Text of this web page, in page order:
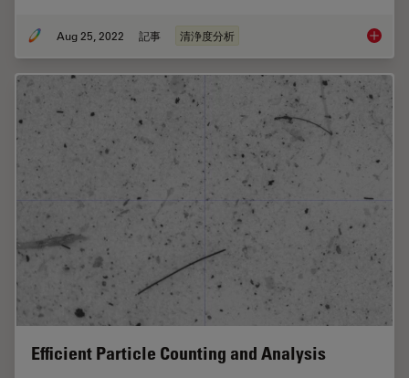
Aug 25, 2022 記事 清浄度分析 Factors
Efficient Particle Counting and Analysis